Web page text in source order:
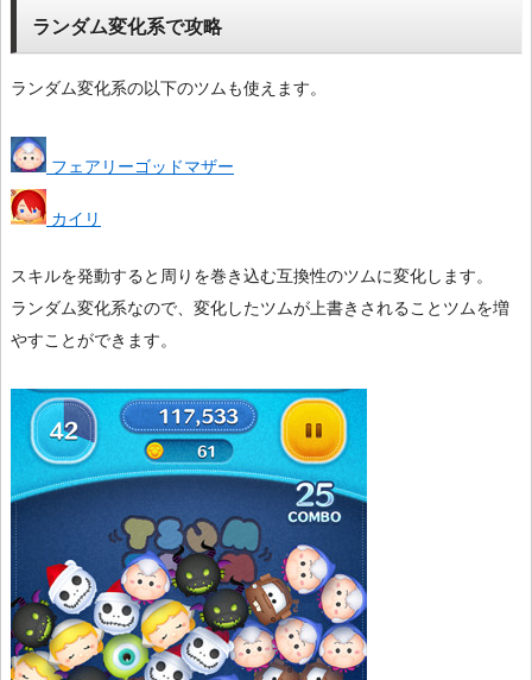
ランダム変化系で攻略
ランダム変化系の以下のツムも使えます。
フェアリーゴッドマザー
カイリ
スキルを発動すると周りを巻き込む互換性のツムに変化します。
ランダム変化系なので、変化したツムが上書きされることツムを増
やすことができます。